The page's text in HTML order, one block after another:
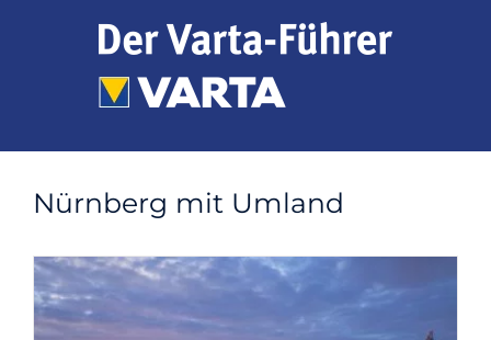
Nürnberg mit Umland